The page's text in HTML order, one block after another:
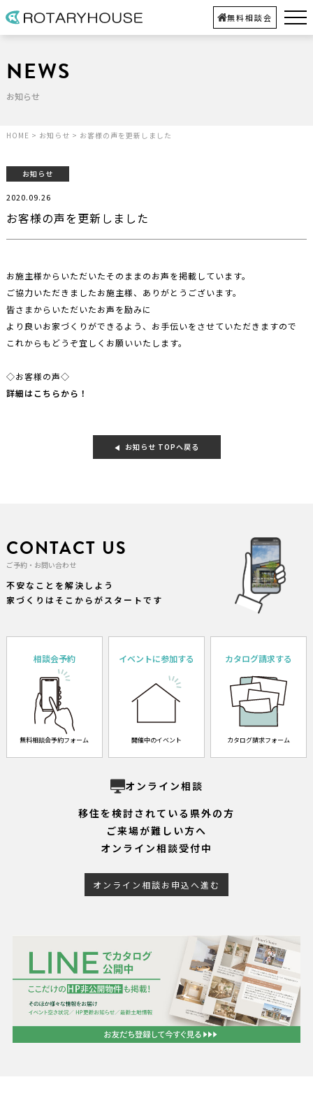
無料相談会
NEWS
お知らせ
HOME > お知らせ > お客様の声を更新しました
お知らせ
お客様の声を更新しました
2020.09.26
お施主様からいただいたそのままのお声を掲載しています。
ご協力いただきましたお施主様、ありがとうございます。
皆さまからいただいたお声を励みに
より良いお家づくりができるよう、お手伝いをさせていただきますので
これからもどうぞ宜しくお願いいたします。
◇お客様の声◇
詳細はこちらから！
お知らせ TOPへ戻る
CONTACT US
ご予約・お問い合わせ
不安なことを解決しよう
家づくりはそこからがスタートです
相談会予約
無料相談会予約フォーム
イベントに参加する
開催中のイベント
カタログ請求する
カタログ請求フォーム
オンライン相談
移住を検討されている県外の方
ご来場が難しい方へ
オンライン相談受付中
オンライン相談お申込へ進む